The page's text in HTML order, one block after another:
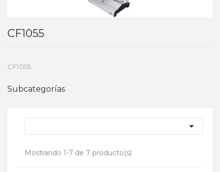
CF1055
CF1055
Subcategorías

Mostrando 1-7 de 7 producto(s)